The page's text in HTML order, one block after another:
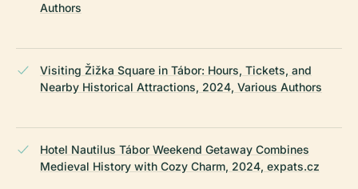
Authors
Visiting Žižka Square in Tábor: Hours, Tickets, and
Nearby Historical Attractions, 2024, Various Authors
Hotel Nautilus Tábor Weekend Getaway Combines
Medieval History with Cozy Charm, 2024, expats.cz